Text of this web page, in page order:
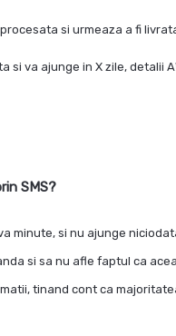
si urmeaza a fi
si va ajunge in X zile, detalii
SMS?
minute, si nu ajunge
si sa nu afle faptul ca
tinand cont ca